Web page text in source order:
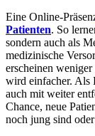
Eine Online-
Patienten. So
sondern auch als
medizinische
erscheinen
wird einfacher. Als
auch mit weiter
Chance, neue
noch jung sind